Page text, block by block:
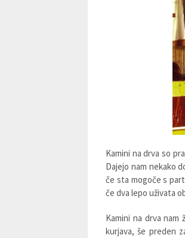
Kamini na drva so
Dajejo nam nekako
če sta mogoče s
če dva lepo uživata
Kamini na drva
kurjava, še preden